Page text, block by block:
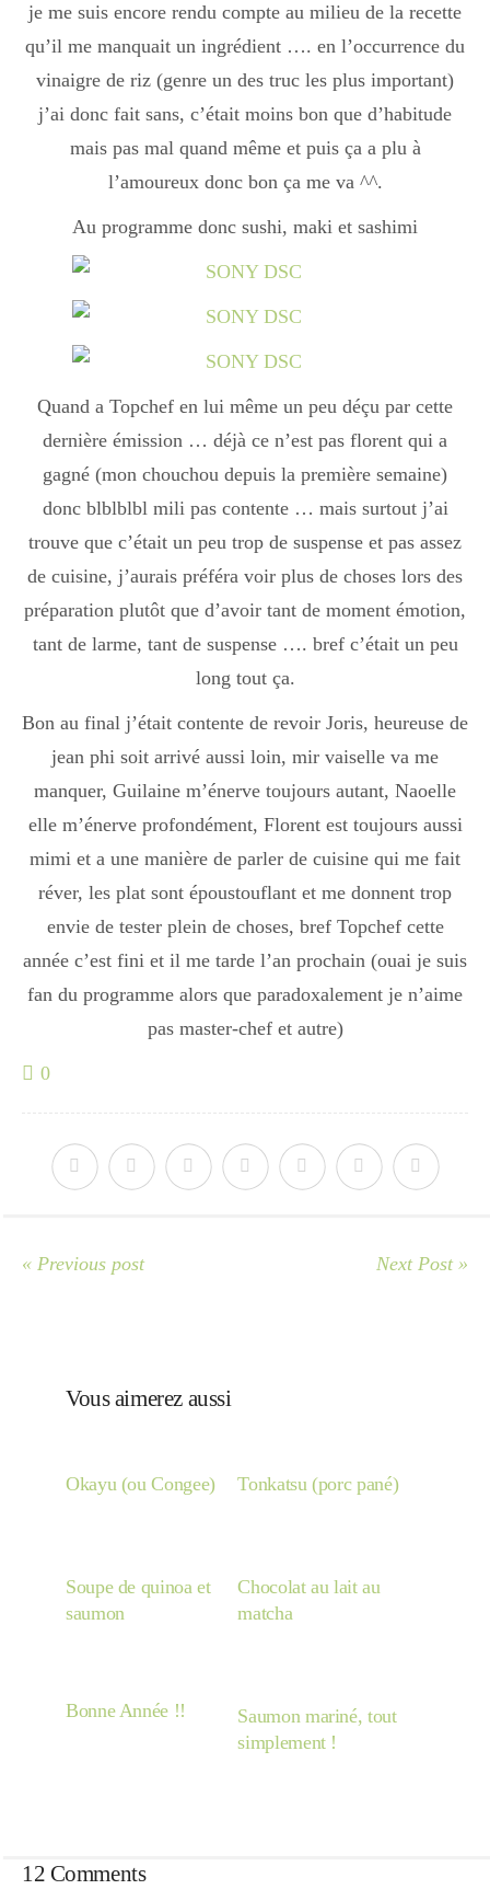
Les classiques
Mes amis en cuisine
Recettes Végétariennes
Resto
Tuto
Divers
Semaines Spéciales
cupcake
apéro
Halloween
Japon
Boulette
je me suis encore rendu compte au milieu de la recette
qu’il me manquait un ingrédient …. en l’occurrence du
vinaigre de riz (genre un des truc les plus important)
j’ai donc fait sans, c’était moins bon que d’habitude
mais pas mal quand même et puis ça a plu à
l’amoureux donc bon ça me va ^^.
Au programme donc sushi, maki et sashimi
Quand a Topchef en lui même un peu déçu par cette
dernière émission … déjà ce n’est pas florent qui a
gagné (mon chouchou depuis la première semaine)
donc blblblbl mili pas contente … mais surtout j’ai
trouve que c’était un peu trop de suspense et pas assez
de cuisine, j’aurais préféra voir plus de choses lors des
préparation plutôt que d’avoir tant de moment émotion,
tant de larme, tant de suspense …. bref c’était un peu
long tout ça.
Bon au final j’était contente de revoir Joris, heureuse de
jean phi soit arrivé aussi loin, mir vaiselle va me
manquer, Guilaine m’énerve toujours autant, Naoelle
elle m’énerve profondément, Florent est toujours aussi
mimi et a une manière de parler de cuisine qui me fait
réver, les plat sont époustouflant et me donnent trop
envie de tester plein de choses, bref Topchef cette
année c’est fini et il me tarde l’an prochain (ouai je suis
fan du programme alors que paradoxalement je n’aime
pas master-chef et autre)
0
« Previous post Next Post »
Vous aimerez aussi
Okayu (ou Congee) Tonkatsu (porc pané)
Soupe de quinoa et
saumon
Chocolat au lait au
matcha
Bonne Année !!
Saumon mariné, tout
simplement !
12 Comments